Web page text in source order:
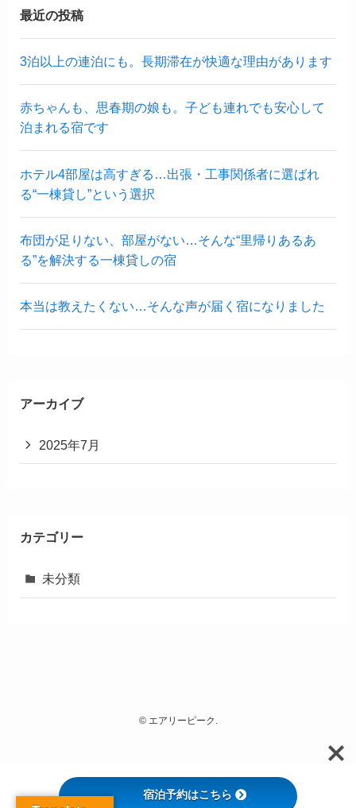
最近の投稿
3泊以上の連泊にも。長期滞在が快適な理由があります
赤ちゃんも、思春期の娘も。子ども連れでも安心して
泊まれる宿です
ホテル4部屋は高すぎる…出張・工事関係者に選ばれ
る“一棟貸し”という選択
布団が足りない、部屋がない…そんな“里帰りあるあ
る”を解決する一棟貸しの宿
本当は教えたくない…そんな声が届く宿になりました
アーカイブ
2025年7月
カテゴリー
未分類
©エアリーピーク.
宿泊予約はこちら